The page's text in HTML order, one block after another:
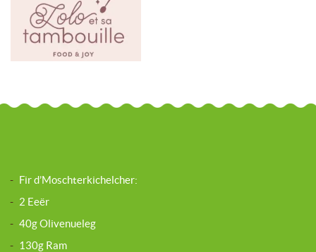
- Fir d’Moschterkichelcher:
- 2 Eeër
- 40g Olivenueleg
- 130g Ram